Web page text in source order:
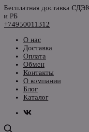
Бесплатная доставка
и РБ
+74950011312
О нас
Доставка
Оплата
Обмен
Контакты
О компании
Блог
Каталог